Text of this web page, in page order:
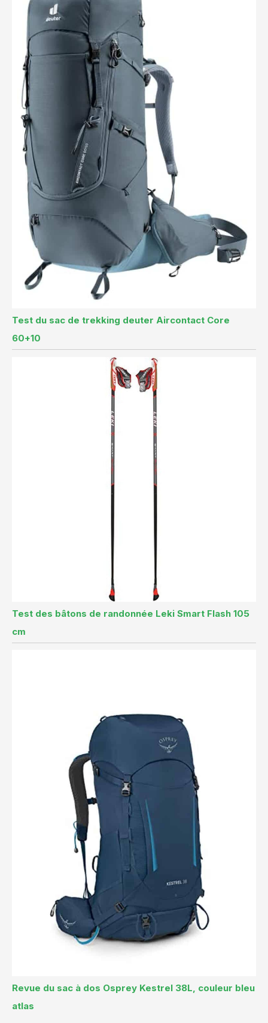
Test du sac de trekking deuter Aircontact Core
60+10
Test des bâtons de randonnée Leki Smart Flash 105
cm
Revue du sac à dos Osprey Kestrel 38L, couleur bleu
atlas